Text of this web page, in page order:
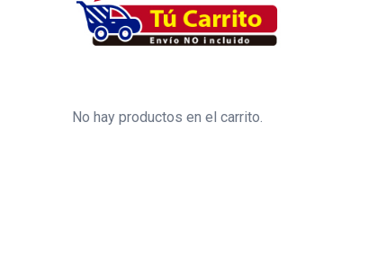
No hay productos en el carrito.